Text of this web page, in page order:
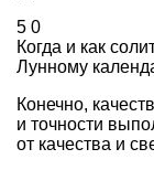
5 0
Когда и как
Лунному
Конечно,
и точности
от качества и